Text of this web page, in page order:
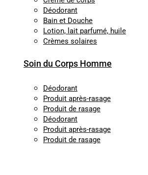
Déodorant
Bain et Douche
Lotion, lait parfumé, huile
Crèmes solaires
Soin du Corps Homme
Déodorant
Produit après-rasage
Produit de rasage
Déodorant
Produit après-rasage
Produit de rasage